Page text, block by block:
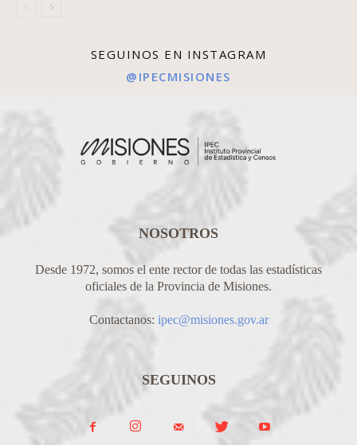
SEGUINOS EN INSTAGRAM
@IPECMISIONES
NOSOTROS
Desde 1972, somos el ente rector de todas las estadísticas
oficiales de la Provincia de Misiones.
Contactanos: ipec@misiones.gov.ar
SEGUINOS